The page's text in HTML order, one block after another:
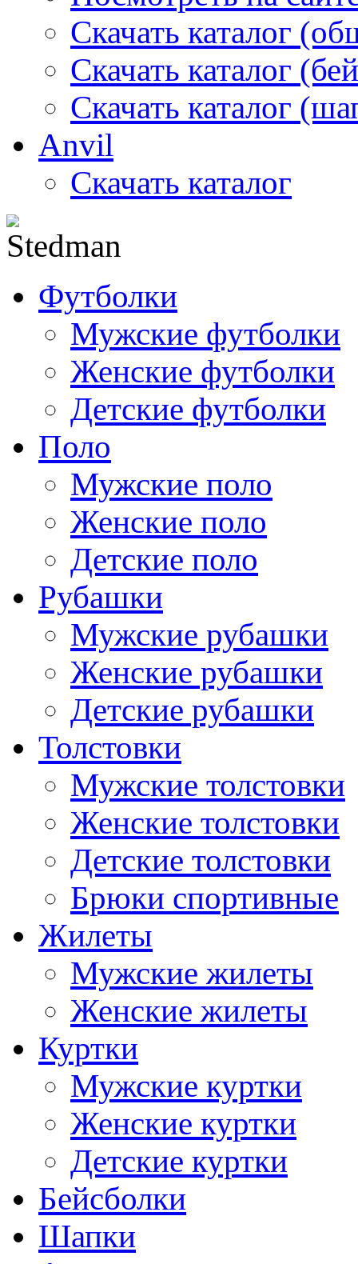
Скачать каталог
Скачать каталог
Скачать каталог
Anvil
Скачать каталог
Футболки
Мужские футболки
Женские футболки
Детские футболки
Поло
Мужские поло
Женские поло
Детские поло
Рубашки
Мужские рубашки
Женские рубашки
Детские рубашки
Толстовки
Мужские толстовки
Женские толстовки
Детские толстовки
Брюки спортивные
Жилеты
Мужские жилеты
Женские жилеты
Куртки
Мужские куртки
Женские куртки
Детские куртки
Бейсболки
Шапки